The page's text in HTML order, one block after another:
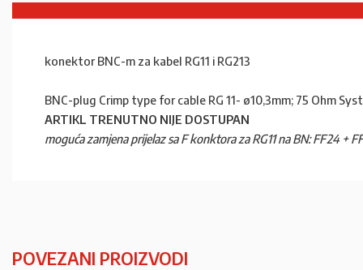
konektor BNC-m za kabel RG11 i RG213
BNC-plug Crimp type for cable RG 11- ø10,3mm; 75 Ohm
ARTIKL TRENUTNO NIJE DOSTUPAN
moguća zamjena prijelaz sa F konktora za RG11 na BN: FF24 +
POVEZANI PROIZVODI